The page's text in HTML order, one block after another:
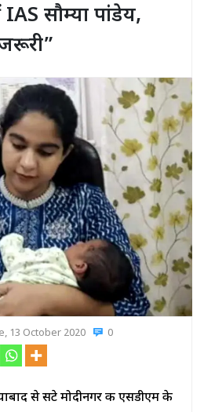
सौम्या पांडेय,
13 October 2020 0
से सटे मोदीनगर की एसडीएम के